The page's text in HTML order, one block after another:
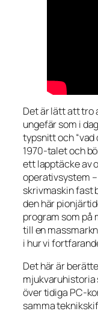
Det är lätt att tro
ungefär som i
typsnitt och “vad
1970-talet och
ett lapptäcke av
operativsystem
skrivmaskin fast
den här
program som på
till en
i hur vi
Det här är
mjukvaruhistoria
över tidiga PC-
samma